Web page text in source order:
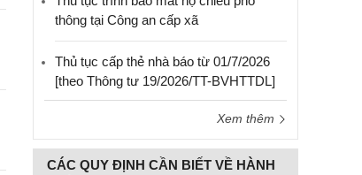
thông tại Công an cấp xã
Thủ tục cấp thẻ nhà báo từ 01/7/2026
[theo Thông tư 19/2026/TT-BVHTTDL]
Xem thêm
CÁC QUY ĐỊNH CẦN BIẾT VỀ HÀNH